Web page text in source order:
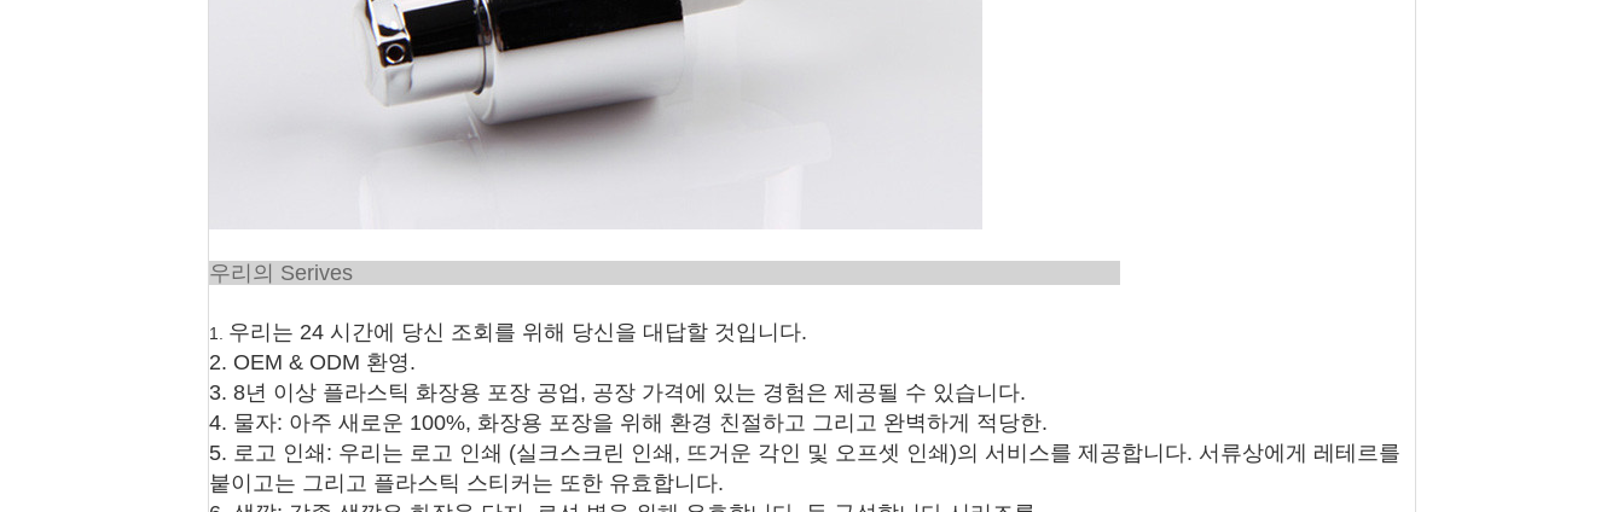
우리의 Serives
1. 우리는 24 시간에 당신 조회를 위해 당신을 대답할 것입니다.
2. OEM & ODM 환영.
3. 8년 이상 플라스틱 화장용 포장 공업, 공장 가격에 있는 경험은 제공될 수 있습니다.
4. 물자: 아주 새로운 100%, 화장용 포장을 위해 환경 친절하고 그리고 완벽하게 적당한.
5. 로고 인쇄: 우리는 로고 인쇄 (실크스크린 인쇄, 뜨거운 각인 및 오프셋 인쇄)의 서비스를 제공합니다. 서류상에게 레테르를
붙이고는 그리고 플라스틱 스티커는 또한 유효합니다.